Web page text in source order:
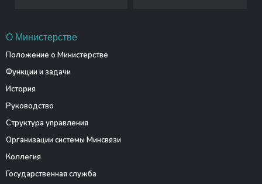
О Министерстве
Положение о Министерстве
Функции и задачи
История
Руководство
Структура управления
Организации системы Минсвязи
Коллегия
Государственная служба